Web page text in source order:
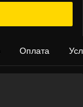
Оплата